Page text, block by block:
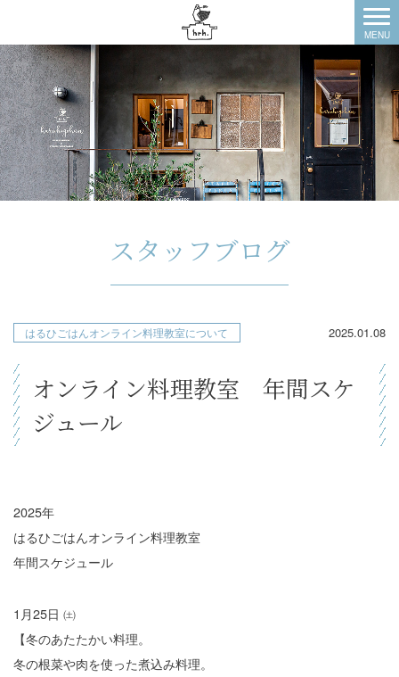
スタッフブログ
はるひごはんオンライン料理教室について 2025.01.08
オンライン料理教室 年間スケ
ジュール
2025年
はるひごはんオンライン料理教室
年間スケジュール
1月25日 ㈯
【冬のあたたかい料理。
冬の根菜や肉を使った煮込み料理。